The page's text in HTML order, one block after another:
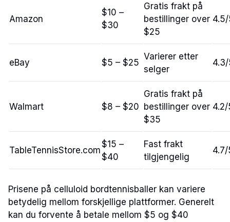
Amazon
$10 –
$30
Gratis frakt på
bestillinger over
$25
eBay $5 – $25
Varierer etter
selger
Walmart $8 – $20
Gratis frakt på
bestillinger over
$35
TableTennisStore.com
$15 –
$40
Fast frakt
tilgjengelig
Prisene på celluloid bordtennisballer kan variere
betydelig mellom forskjellige plattformer. Generelt
kan du forvente å betale mellom $5 og $40